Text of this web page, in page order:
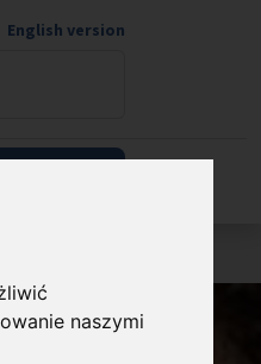
naszymi
English version